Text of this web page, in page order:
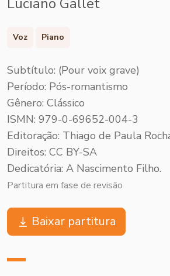
Voz Piano
Subtítulo: (Pour voix grave)
Período: Pós-romantismo
Gênero: Clássico
ISMN: 979-0-69652-004-3
Editoração: Thiago de Paula
Direitos: CC BY-SA
Dedicatória: A Nascimento Filho.
Partitura em fase de revisão
Baixar partitura